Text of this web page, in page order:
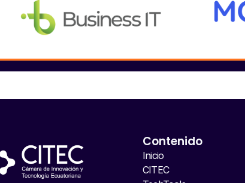
Contenido
Inicio
CITEC